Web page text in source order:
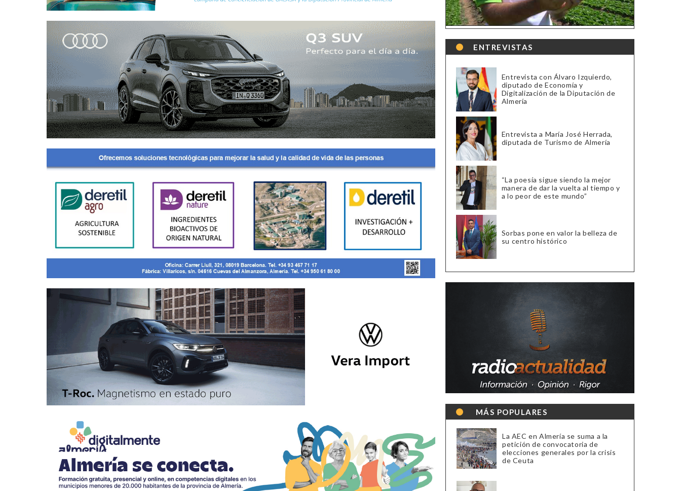
ENTREVISTAS
Entrevista con Álvaro Izquierdo,
diputado de Economía y
Digitalización de la Diputación de
Almería
Entrevista a María José Herrada,
diputada de Turismo de Almería
“La poesía sigue siendo la mejor
manera de dar la vuelta al tiempo y
a lo peor de este mundo”
Sorbas pone en valor la belleza de
su centro histórico
MÁS POPULARES
La AEC en Almería se suma a la
petición de convocatoria de
elecciones generales por la crisis
de Ceuta